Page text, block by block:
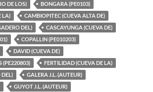
DE LOS)
BONGARA (PE0103)
LA)
CAMBIOPITEC (CUEVA ALTA DE)
DEL)
CASCAYUNGA (CUEVA DE)
COPALLIN (PE010203)
DAVID (CUEVA DE)
(PE220803)
FERTILIDAD (CUEVA DE LA)
GALERA J.L. (AUTEUR)
GUYOT J.L. (AUTEUR)